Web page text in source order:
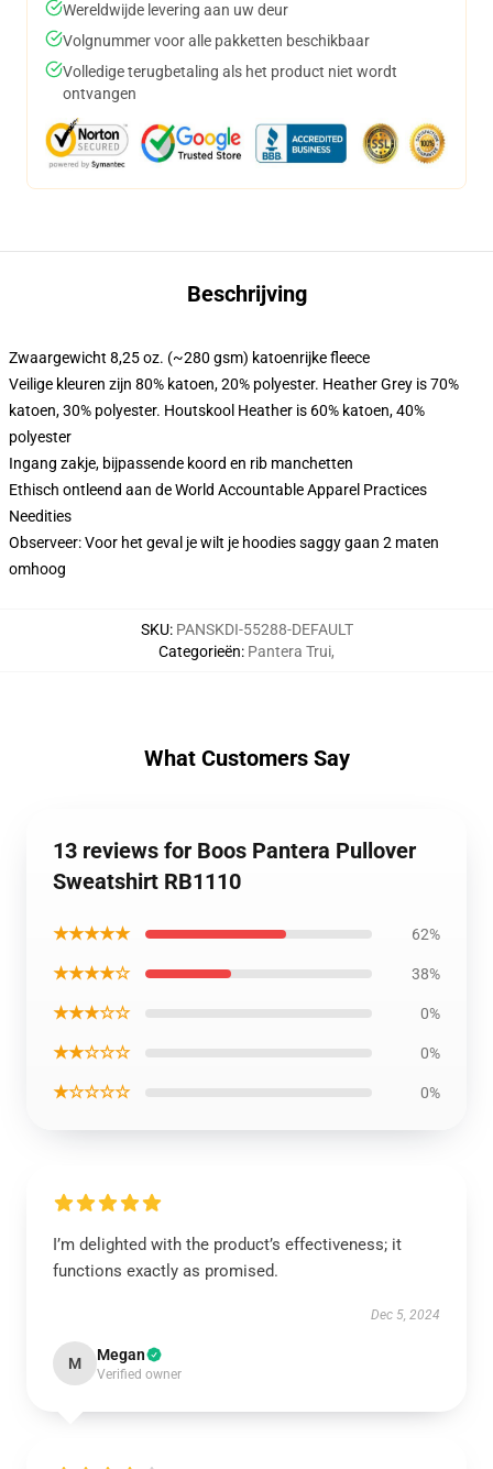
Wereldwijde levering aan uw deur
Volgnummer voor alle pakketten beschikbaar
Volledige terugbetaling als het product niet wordt
ontvangen
Beschrijving
Zwaargewicht 8,25 oz. (~280 gsm) katoenrijke fleece
Veilige kleuren zijn 80% katoen, 20% polyester. Heather Grey is 70%
katoen, 30% polyester. Houtskool Heather is 60% katoen, 40%
polyester
Ingang zakje, bijpassende koord en rib manchetten
Ethisch ontleend aan de World Accountable Apparel Practices
Needities
Observeer: Voor het geval je wilt je hoodies saggy gaan 2 maten
omhoog
SKU: PANSKDI-55288-DEFAULT
Categorieën: Pantera Trui,
What Customers Say
13 reviews for Boos Pantera Pullover
Sweatshirt RB1110
★★★★★ 62%
★★★★☆ 38%
★★★☆☆ 0%
★★☆☆☆ 0%
★☆☆☆☆ 0%
I’m delighted with the product’s effectiveness; it
functions exactly as promised.
Dec 5, 2024
M Megan
Verified owner